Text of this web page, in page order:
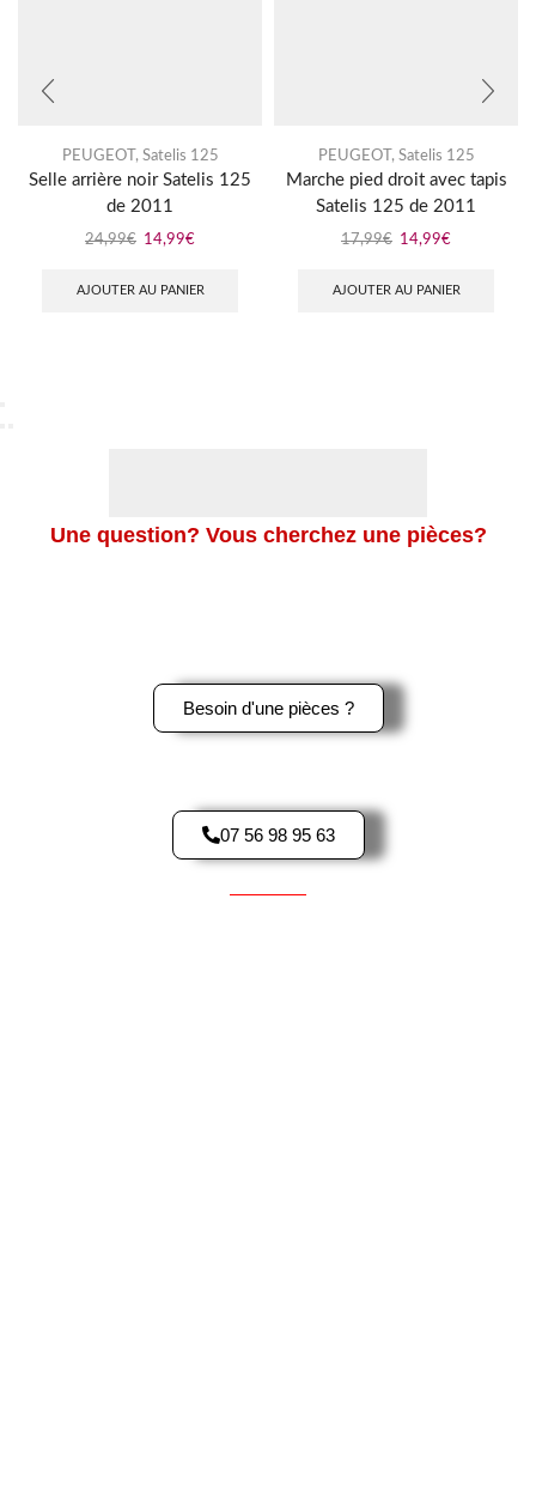
PEUGEOT , Satelis 125
Selle arrière noir Satelis 125
de 2011
24,99€ 14,99€
AJOUTER AU PANIER
PEUGEOT , Satelis 125
Marche pied droit avec tapis
Satelis 125 de 2011
17,99€ 14,99€
AJOUTER AU PANIER
Une question? Vous cherchez une pièces?
Besoin d'une pièces ?
07 56 98 95 63